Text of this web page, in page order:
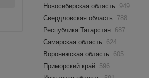
Новосибирская область
949
Свердловская область
788
Республика Татарстан 687
Самарская область
624
Воронежская область
605
Приморский край 596